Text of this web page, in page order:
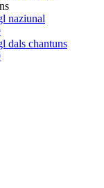
naziunal
dals chantuns